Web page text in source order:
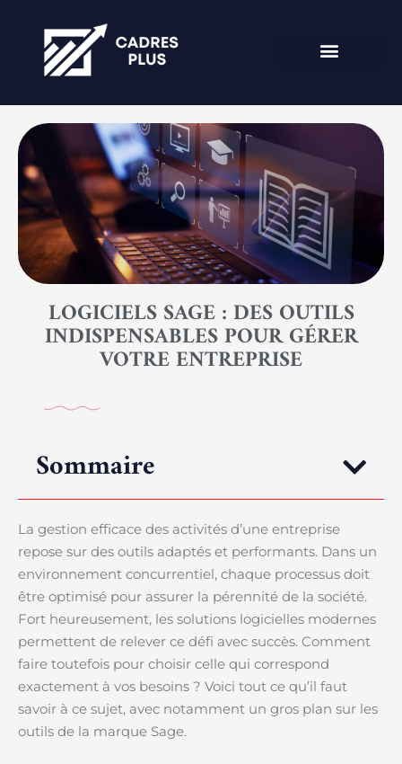
LOGICIELS SAGE : DES OUTILS
INDISPENSABLES POUR GÉRER
VOTRE ENTREPRISE
Sommaire
La gestion efficace des activités d’une entreprise
repose sur des outils adaptés et performants. Dans un
environnement concurrentiel, chaque processus doit
être optimisé pour assurer la pérennité de la société.
Fort heureusement, les solutions logicielles modernes
permettent de relever ce défi avec succès. Comment
faire toutefois pour choisir celle qui correspond
exactement à vos besoins ? Voici tout ce qu’il faut
savoir à ce sujet, avec notamment un gros plan sur les
outils de la marque Sage.